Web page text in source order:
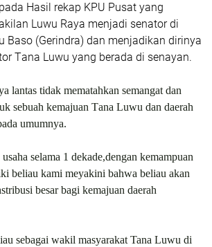
Hasil rekap KPU Pusat yang
Luwu Raya menjadi senator di
Baso (Gerindra) dan menjadikan dirinya
Tana Luwu yang berada di senayan.
lantas tidak mematahkan semangat dan
sebuah kemajuan Tana Luwu dan daerah
umumnya.
selama 1 dekade,dengan kemampuan
beliau kami meyakini bahwa beliau akan
besar bagi kemajuan daerah
sebagai wakil masyarakat Tana Luwu di